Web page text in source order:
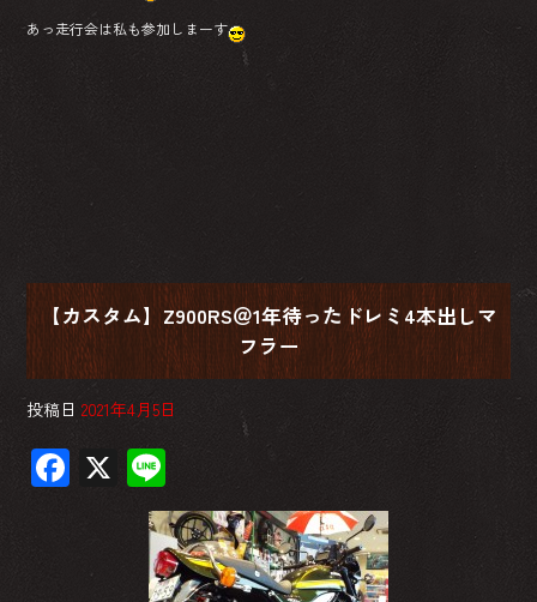
あっ走行会は私も参加しまーす
【カスタム】Z900RS＠1年待ったドレミ4本出しマ
フラー
投稿日 2021年4月5日
F
b
X
ne